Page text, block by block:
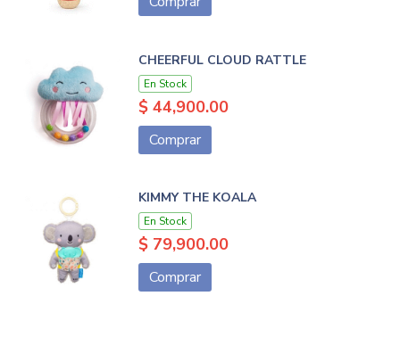
CHEERFUL CLOUD RATTLE
En Stock
$ 44,900.00
Comprar
KIMMY THE KOALA
En Stock
$ 79,900.00
Comprar